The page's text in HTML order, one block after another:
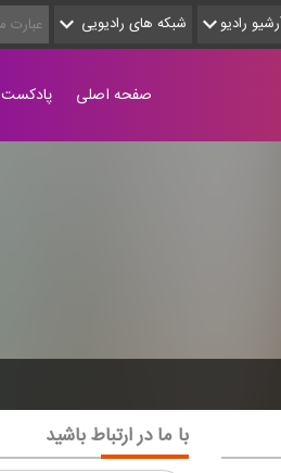
رادیو شبکه های رادیویی
صفحه اصلی پادکست
با ما در ارتباط باشید